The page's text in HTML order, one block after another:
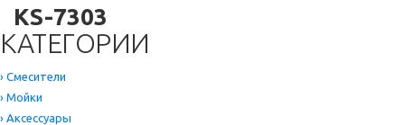
KS-7303
КАТЕГОРИИ
› Смесители
› Мойки
› Аксессуары